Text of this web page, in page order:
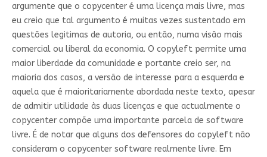
argumente que o copycenter é uma licença mais livre, mas
eu creio que tal argumento é muitas vezes sustentado em
questões legitimas de autoria, ou então, numa visão mais
comercial ou liberal da economia. O copyleft permite uma
maior liberdade da comunidade e portante creio ser, na
maioria dos casos, a versão de interesse para a esquerda e
aquela que é maioritariamente abordada neste texto, apesar
de admitir utilidade às duas licenças e que actualmente o
copycenter compõe uma importante parcela de software
livre. É de notar que alguns dos defensores do copyleft não
consideram o copycenter software realmente livre. Em